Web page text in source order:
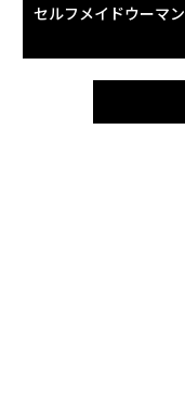
セルフメイドウーマン